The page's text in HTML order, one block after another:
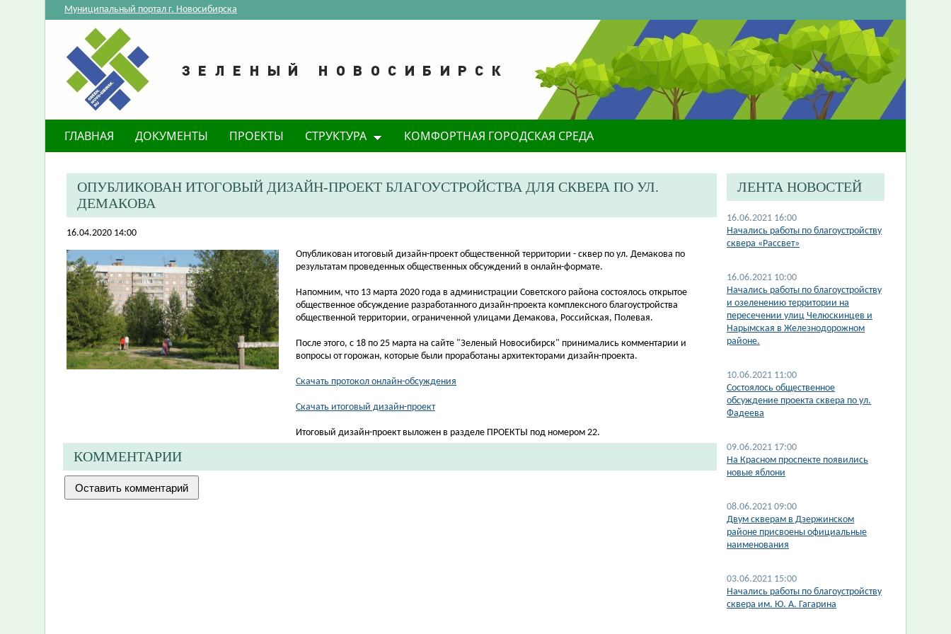
Муниципальный портал г. Новосибирска
ГЛАВНАЯ ДОКУМЕНТЫ ПРОЕКТЫ СТРУКТУРА КОМФОРТНАЯ ГОРОДСКАЯ СРЕДА
ОПУБЛИКОВАН ИТОГОВЫЙ ДИЗАЙН-ПРОЕКТ БЛАГОУСТРОЙСТВА ДЛЯ СКВЕРА ПО УЛ.
ДЕМАКОВА
16.04.2020 14:00
​Опубликован итоговый дизайн-проект общественной территории - сквер по ул. Демакова по
результатам проведенных общественных обсуждений в онлайн-формате.
Напомним, что 13 марта 2020 года в администрации Советского района состоялось открытое
общественное обсуждение разработанного дизайн-проекта комплексного благоустройства
общественной территории, ограниченной улицами Демакова, Российская, Полевая.
После этого, с 18 по 25 марта на сайте "Зеленый Новосибирск" принимались комментарии и
вопросы от горожан, которые были проработаны архитекторами дизайн-проекта.
Скачать протокол онлайн-обсуждения
Скачать итоговый дизайн-проект
Итоговый дизайн-проект выложен в разделе ПРОЕКТЫ под номером 22.
КОММЕНТАРИИ
ЛЕНТА НОВОСТЕЙ
16.06.2021 16:00
Начались работы по благоустройству
сквера «Рассвет»
16.06.2021 10:00
Начались работы по благоустройству
и озеленению территории на
пересечении улиц Челюскинцев и
Нарымская в Железнодорожном
районе.
10.06.2021 11:00
Состоялось общественное
обсуждение проекта сквера по ул.
Фадеева
09.06.2021 17:00
На Красном проспекте появились
новые яблони
08.06.2021 09:00
Двум скверам в Дзержинском
районе присвоены официальные
наименования
03.06.2021 15:00
Начались работы по благоустройству
сквера им. Ю. А. Гагарина